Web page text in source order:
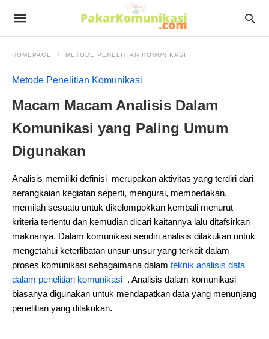
HOMEPAGE METODE PENELITIAN KOMUNIKASI
Metode Penelitian Komunikasi
Macam Macam Analisis Dalam
Komunikasi yang Paling Umum
Digunakan
Analisis memiliki definisi merupakan aktivitas yang terdiri dari
serangkaian kegiatan seperti, mengurai, membedakan,
memilah sesuatu untuk dikelompokkan kembali menurut
kriteria tertentu dan kemudian dicari kaitannya lalu ditafsirkan
maknanya. Dalam komunikasi sendiri analisis dilakukan untuk
mengetahui keterlibatan unsur-unsur yang terkait dalam
proses komunikasi sebagaimana dalam teknik analisis data
dalam penelitian komunikasi . Analisis dalam komunikasi
biasanya digunakan untuk mendapatkan data yang menunjang
penelitian yang dilakukan.